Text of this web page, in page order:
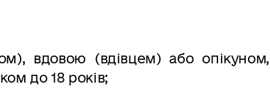
вдовою (вдівцем) або опікуном,
до 18 років;